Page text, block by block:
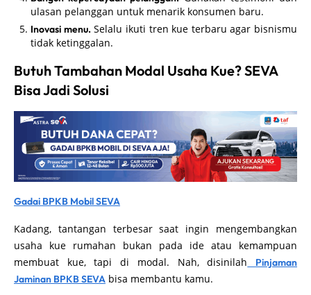
ulasan pelanggan untuk menarik konsumen baru.
Inovasi menu. Selalu ikuti tren kue terbaru agar bisnismu
tidak ketinggalan.
Butuh Tambahan Modal Usaha Kue? SEVA
Bisa Jadi Solusi
Gadai BPKB Mobil SEVA
Kadang, tantangan terbesar saat ingin mengembangkan
usaha kue rumahan bukan pada ide atau kemampuan
membuat kue, tapi di modal. Nah, disinilah
Pinjaman
Jaminan BPKB SEVA bisa membantu kamu.